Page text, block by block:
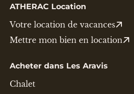
ATHERAC Location
Votre location de vacances
Mettre mon bien en location
Acheter dans Les Aravis
Chalet